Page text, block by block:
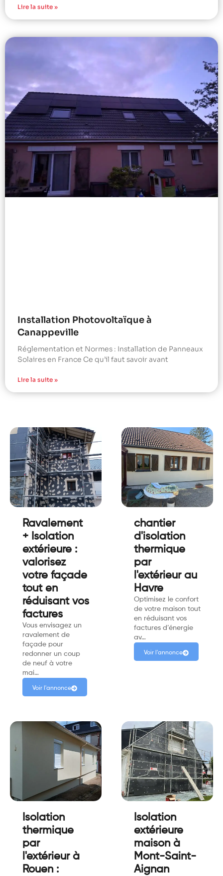
Lire la suite »
Installation Photovoltaïque à
Canappeville
Réglementation et Normes : Installation de Panneaux
Solaires en France Ce qu’il faut savoir avant
Lire la suite »
Ravalement
+ Isolation
extérieure :
valorisez
votre façade
tout en
réduisant vos
factures
Vous envisagez un
ravalement de
façade pour
redonner un coup
de neuf à votre
mai…
Voir l'annonce
chantier
d'isolation
thermique
par
l'extérieur au
Havre
Optimisez le confort
de votre maison tout
en réduisant vos
factures d’énergie
av…
Voir l'annonce
Isolation
thermique
par
l'extérieur à
Rouen :
Isolation
extérieure
maison à
Mont-Saint-
Aignan